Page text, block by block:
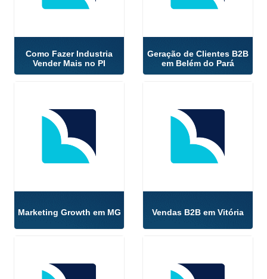
Como Fazer Industria
Vender Mais no PI
Geração de Clientes B2B
em Belém do Pará
Marketing Growth em MG Vendas B2B em Vitória